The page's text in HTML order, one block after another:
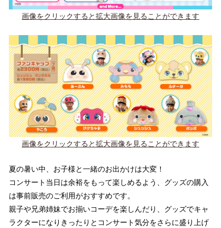
画像をクリックすると拡大画像を見ることができます
画像をクリックすると拡大画像を見ることができます
夏の暑い中、お子様と一緒のお出かけは大変！
コンサート当日は余裕をもって楽しめるよう、グッズの購入
は事前販売のご利用がおすすめです。
親子や兄弟姉妹でお揃いコーデを楽しんだり、グッズでキャ
ラクターになりきったりとコンサート気分をさらに盛り上げ